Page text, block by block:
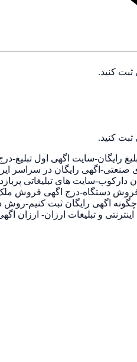
کنید.
کنید.
سایت اگهی اول تبلیغ-
صنعتی-اگهی رایگان در سراسر
سایت آگهی رایگان دارکوب-سایت های
دستگاه-درج اگهی فروش ملک-
اگهی رایگان ثبت کنیم-روش
و تبلیغات ارزان- ارزان